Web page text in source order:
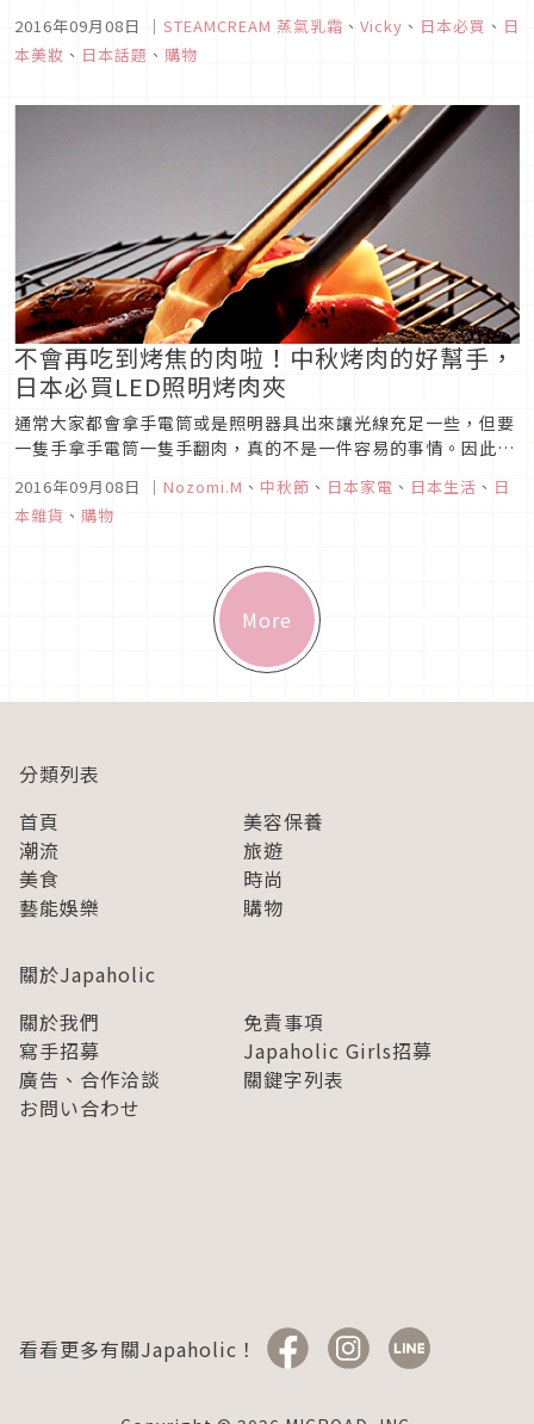
純天然的保濕成份和愈來愈可愛的時尚外盒設計，所以讓女孩們
一直愛不釋手。
2016年09月08日 ｜ STEAMCREAM 蒸氣乳霜 、 Vicky 、 日本必買 、 日
本美妝 、 日本話題 、 購物
不會再吃到烤焦的肉啦！中秋烤肉的好幫手，
日本必買LED照明烤肉夾
通常大家都會拿手電筒或是照明器具出來讓光線充足一些，但要
一隻手拿手電筒一隻手翻肉，真的不是一件容易的事情。因此在
是只有夾取的功能而已，它是有照明功能的神奇烤肉夾喔！就在
這支烤肉夾的中間，有附上一個LED的手電筒。
2016年09月08日 ｜ Nozomi.M 、 中秋節 、 日本家電 、 日本生活 、 日
本雜貨 、 購物
More
分類列表
首頁
美容保養
潮流
旅遊
美食
時尚
藝能娛樂
購物
關於Japaholic
關於我們
免責事項
寫手招募
Japaholic Girls招募
廣告、合作洽談
關鍵字列表
お問い合わせ
看看更多有關Japaholic！